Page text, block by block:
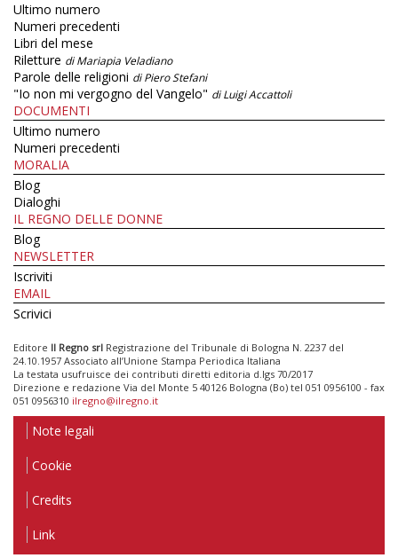
Ultimo numero
Numeri precedenti
Libri del mese
Riletture di Mariapia Veladiano
Parole delle religioni di Piero Stefani
"Io non mi vergogno del Vangelo" di Luigi Accattoli
DOCUMENTI
Ultimo numero
Numeri precedenti
MORALIA
Blog
Dialoghi
IL REGNO DELLE DONNE
Blog
NEWSLETTER
Iscriviti
EMAIL
Scrivici
Editore Il Regno srl Registrazione del Tribunale di Bologna N. 2237 del
24.10.1957 Associato all’Unione Stampa Periodica Italiana
La testata usufruisce dei contributi diretti editoria d.lgs 70/2017
Direzione e redazione Via del Monte 5 40126 Bologna (Bo) tel 051 0956100 - fax
051 0956310 ilregno@ilregno.it
Note legali
Cookie
Credits
Link